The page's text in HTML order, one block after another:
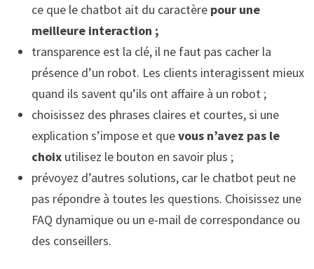
ce que le chatbot ait du caractère pour une
meilleure interaction ;
transparence est la clé, il ne faut pas cacher la
présence d’un robot. Les clients interagissent mieux
quand ils savent qu’ils ont affaire à un robot ;
choisissez des phrases claires et courtes, si une
explication s’impose et quevous n’avez pas le
choixutilisez le bouton en savoir plus ;
prévoyez d’autres solutions, car le chatbot peut ne
pas répondre à toutes les questions. Choisissez une
FAQ dynamique ou un e-mail de correspondance ou
des conseillers.